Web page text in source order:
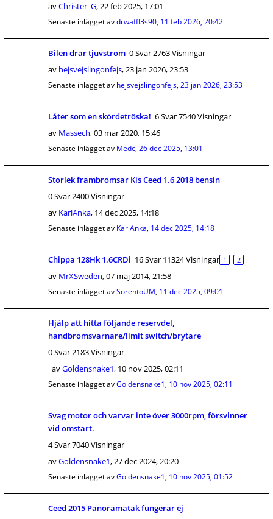
avChrister_G,22 feb 2025, 17:01
Senaste inlägget avdrwaffl3s90, 11 feb 2026, 20:42
Bilen drar tjuvström 0 Svar 2763 Visningar
av hejsvejslingonfejs,23 jan 2026, 23:53
Senaste inlägget av hejsvejslingonfejs, 23 jan 2026, 23:53
Låter som en skördetröska! 6 Svar 7540 Visningar
av Massech,03 mar 2020, 15:46
Senaste inlägget av Medc, 26 dec 2025, 13:01
Storlek frambromsar Kis Ceed 1.6 2018 bensin
0 Svar 2400 Visningar
av KarlAnka, 14 dec 2025, 14:18
Senaste inlägget av KarlAnka, 14 dec 2025, 14:18
Chippa 128Hk 1.6CRDi 16 Svar 11324 Visningar 1 2
av MrXSweden,07 maj 2014, 21:58
Senaste inlägget avSorentoUM, 11 dec 2025, 09:01
Hjälp att hitta följande reservdel,
handbromsvarnare/limit switch/brytare
0 Svar 2183 Visningar
avGoldensnake1, 10 nov 2025, 02:11
Senaste inlägget avGoldensnake1, 10 nov 2025, 02:11
Svag motor och varvar inte över 3000rpm, försvinner
vid omstart.
4 Svar 7040 Visningar
avGoldensnake1,27 dec 2024, 20:20
Senaste inlägget avGoldensnake1, 10 nov 2025, 01:52
Ceed 2015 Panoramatak fungerar ej